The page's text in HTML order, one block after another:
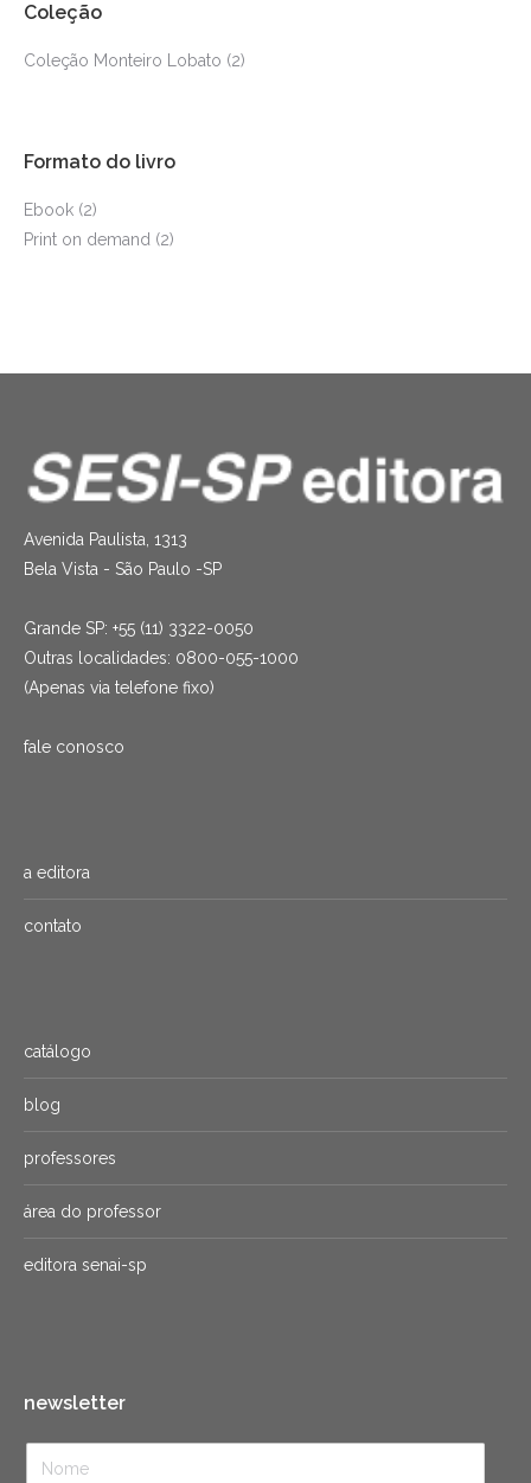
Coleção
Coleção Monteiro Lobato (2)
Formato do livro
Ebook (2)
Print on demand (2)
Avenida Paulista, 1313
Bela Vista - São Paulo -SP
Grande SP: +55 (11) 3322-0050
Outras localidades: 0800-055-1000
(Apenas via telefone fixo)
fale conosco
a editora
contato
catálogo
blog
professores
área do professor
editora senai-sp
newsletter